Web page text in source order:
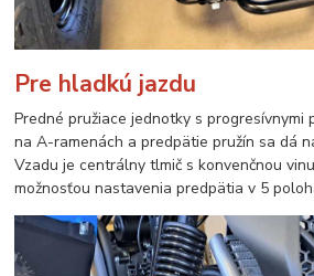
Pre hladkú jazdu
Predné pružiace jednotky s progresívnymi
na A-ramenách a predpätie pružín sa dá
Vzadu je centrálny tlmič s konvenčnou
možnosťou nastavenia predpätia v 5